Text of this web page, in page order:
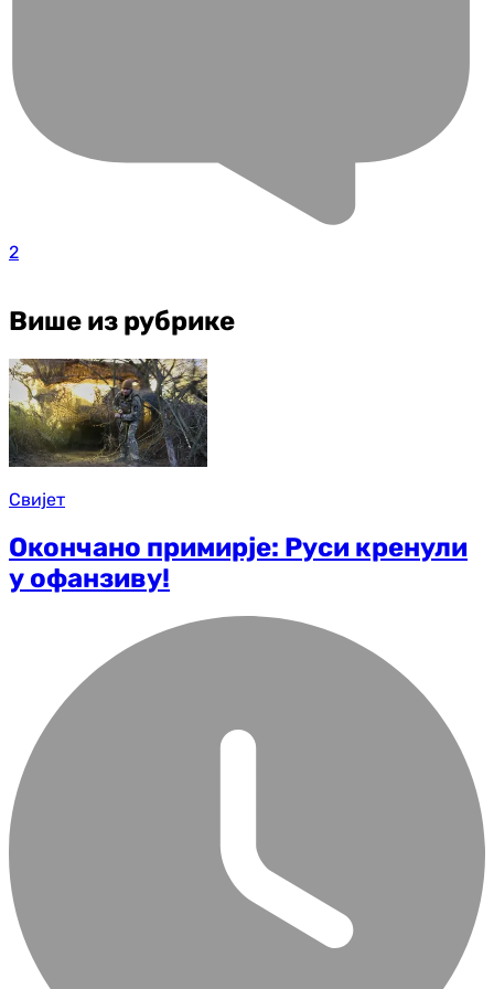
2
Више из рубрике
Свијет
Окончано примирје: Руси кренули
у офанзиву!